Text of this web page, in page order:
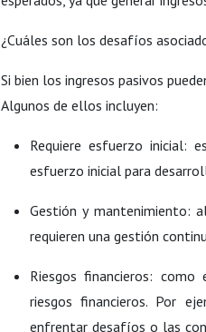
¿Cuáles son los desafíos
Si bien los ingresos pasivos
Algunos de ellos incluyen:
Requiere esfuerzo inicial:
esfuerzo inicial para
Gestión y mantenimiento:
requieren una gestión
Riesgos financieros:
riesgos financieros. Por
enfrentar desafíos o las